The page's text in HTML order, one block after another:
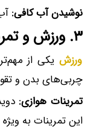
نوشیدن آب کافی:
۳. ورزش و تمرینات هدفمند
ورزش یکی از
چربی‌های بدن و
تمرینات هوازی:
این تمرینات به